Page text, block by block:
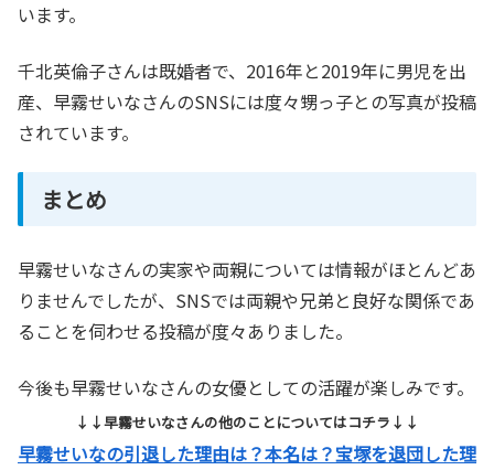
います。
千北英倫子さんは既婚者で、2016年と2019年に男児を出
産、早霧せいなさんのSNSには度々甥っ子との写真が投稿
されています。
まとめ
早霧せいなさんの実家や両親については情報がほとんどあ
りませんでしたが、SNSでは両親や兄弟と良好な関係であ
ることを伺わせる投稿が度々ありました。
今後も早霧せいなさんの女優としての活躍が楽しみです。
↓↓早霧せいなさんの他のことについてはコチラ↓↓
早霧せいなの引退した理由は？本名は？宝塚を退団した理